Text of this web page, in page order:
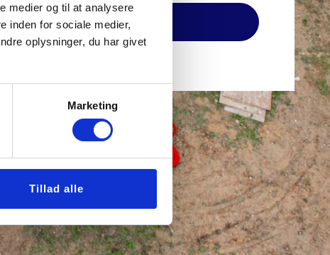
medier og til at analysere
inden for sociale medier,
oplysninger, du har givet
Marketing
Tillad alle
Send besked